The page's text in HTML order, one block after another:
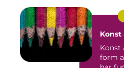
Konst
Konst
form